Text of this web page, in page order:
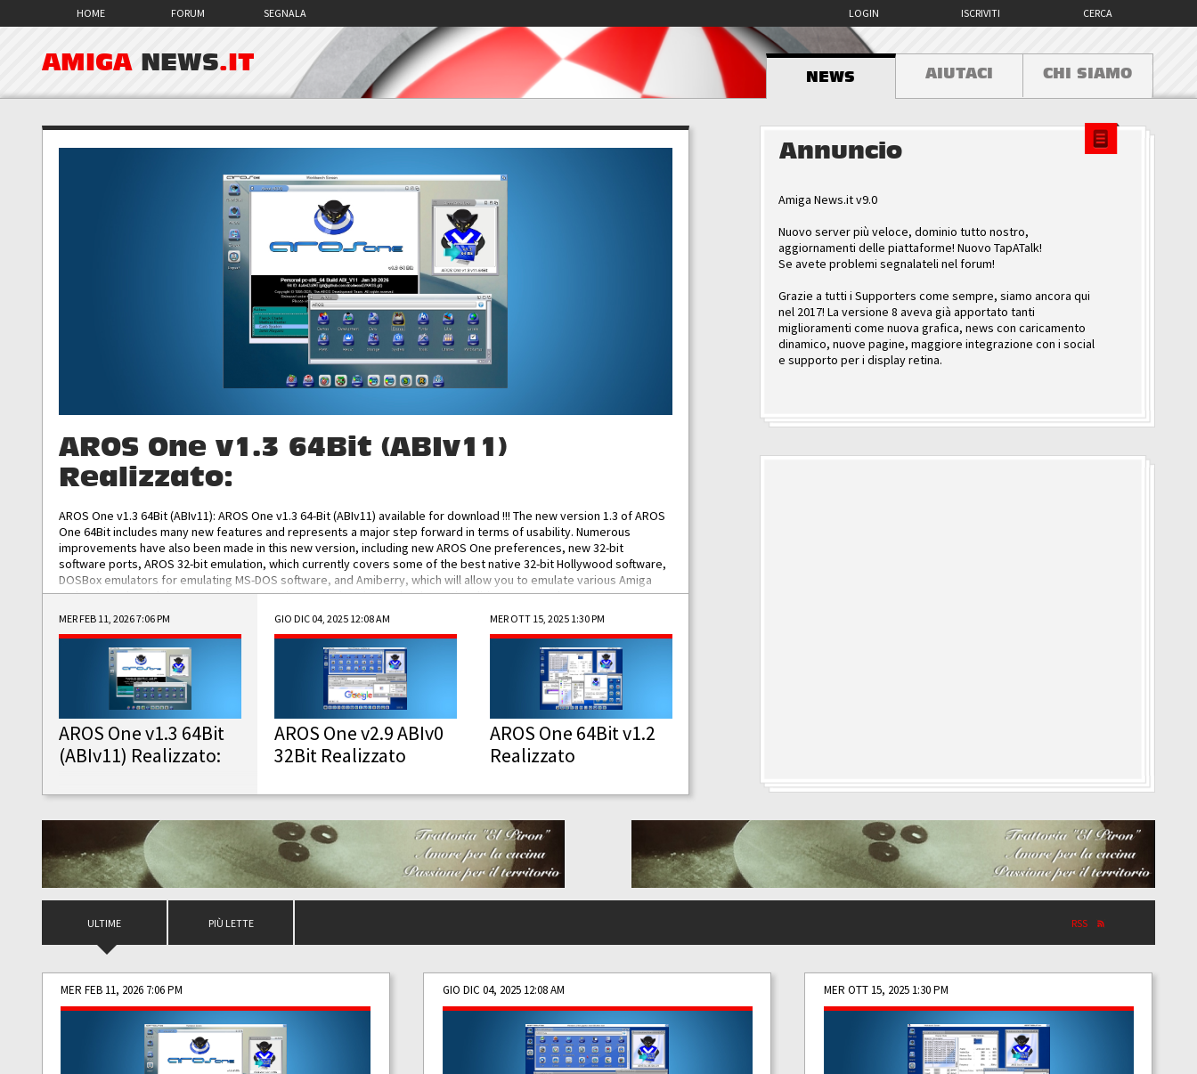
HOME FORUM SEGNALA CERCA
ISCRIVITI
LOGIN
AMIGA NEWS.IT
NEWS AIUTACI CHI SIAMO
AROS One v1.3 64Bit (ABIv11)
Realizzato:
AROS One v1.3 64Bit (ABIv11): AROS One v1.3 64-Bit (ABIv11) available for download !!! The new version 1.3 of AROS
One 64Bit includes many new features and represents a major step forward in terms of usability. Numerous
improvements have also been made in this new version, including new AROS One preferences, new 32-bit
software ports, AROS 32-bit emulation, which currently covers some of the best native 32-bit Hollywood software,
DOSBox emulators for emulating MS-DOS software, and Amiberry, which will allow you to emulate various Amiga
and AROS 68k models. AROS One v1.3 64-Bit-v11 ISO/IMG/: Download Functionalities: Improved...
MER FEB 11, 2026 7:06 PM
AROS One v1.3 64Bit
(ABIv11) Realizzato:
GIO DIC 04, 2025 12:08 AM
AROS One v2.9 ABIv0
32Bit Realizzato
MER OTT 15, 2025 1:30 PM
AROS One 64Bit v1.2
Realizzato
Annuncio
Amiga News.it v9.0
Nuovo server più veloce, dominio tutto nostro,
aggiornamenti delle piattaforme! Nuovo TapATalk!
Se avete problemi segnalateli nel forum!
Grazie a tutti i Supporters come sempre, siamo ancora qui
nel 2017! La versione 8 aveva già apportato tanti
miglioramenti come nuova grafica, news con caricamento
dinamico, nuove pagine, maggiore integrazione con i social
e supporto per i display retina.
ULTIME PIÙ LETTE RSS
MER FEB 11, 2026 7:06 PM GIO DIC 04, 2025 12:08 AM MER OTT 15, 2025 1:30 PM